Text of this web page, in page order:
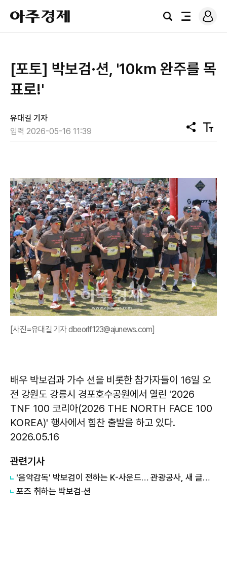
아
주
경
검
전
로
그
[포토] 박보검·션, '10km 완주를 목
표로!'
유대길 기자
입력 2026-05-16 11:39
공
유
텍
스
[사진=유대길 기자 dbeorlf123@ajunews.com]
배우 박보검과 가수 션을 비롯한 참가자들이 16일 오
전 강원도 강릉시 경포호수공원에서 열린 '2026
TNF 100 코리아(2026 THE NORTH FACE 100
KOREA)' 행사에서 힘찬 출발을 하고 있다.
2026.05.16
관련기사
'음악감독' 박보검이 전하는 K-사운드… 관광공사, 새 글로벌 캠페인 시동
포즈 취하는 박보검·션